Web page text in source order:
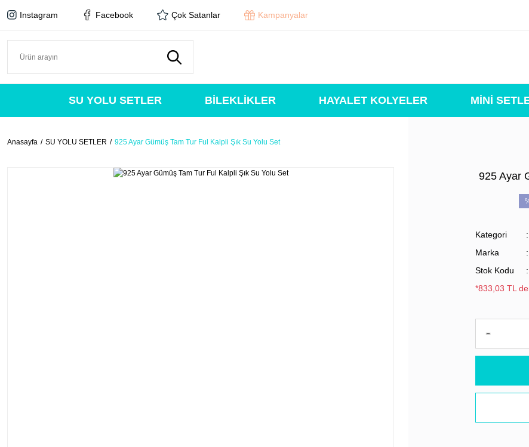
Instagram Facebook Çok Satanlar Kampanyalar
SU YOLU SETLER BİLEKLİKLER HAYALET KOLYELER MİNİ
Anasayfa SU YOLU SETLER 925 Ayar Gümüş Tam Tur Ful Kalpli Şık Su Yolu Set
925 Ayar
Kategori
Marka
Stok Kodu
*833,03 TL